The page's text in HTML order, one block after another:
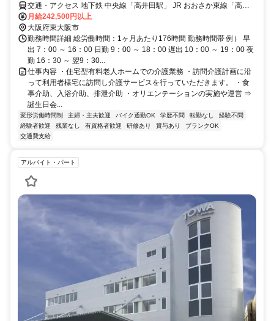
交通・アクセス 地下鉄 中央線「高井田駅」 JR おおさか東線「高井
田中央駅」より徒歩約6～7分
月給242,500円以上
大阪府東大阪市
勤務時間詳細 総労働時間：1ヶ月あたり176時間 勤務時間帯 例） 早
出 7：00 ～ 16：00 日勤 9：00 ～ 18：00 遅出 10：00 ～ 19：00 夜
勤 16：30 ～ 翌9：30...
仕事内容 ・住宅型有料老人ホームでの介護業務 ・訪問介護計画に沿
って利用者様宅に訪問し介護サービスを行っていただきます。 ・食
事介助、入浴介助、排泄介助 ・オリエンテーションの実施や運営 ⇒
誕生日会...
変形労働時間制 主婦・主夫歓迎 バイク通勤OK 学歴不問 転勤なし
経験不問
経験者歓迎
残業なし 有資格者歓迎 研修あり 賞与あり
ブランクOK
交通費支給
アルバイト・パート